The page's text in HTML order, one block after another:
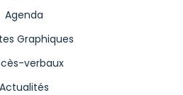
Agenda
Graphiques
verbaux
Actualités